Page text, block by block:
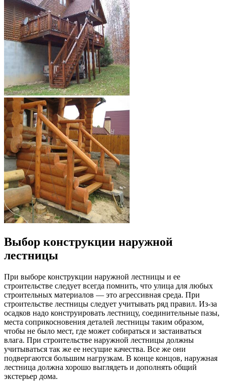
Выбор конструкции наружной
лестницы
При выборе конструкции наружной лестницы и ее
строительстве следует всегда помнить, что улица для любых
строительных материалов — это агрессивная среда. При
строительстве лестницы следует учитывать ряд правил. Из-за
осадков надо конструировать лестницу, соединительные пазы,
места соприкосновения деталей лестницы таким образом,
чтобы не было мест, где может собираться и застаиваться
влага. При строительстве наружной лестницы должны
учитываться так же ее несущие качества. Все же они
подвергаются большим нагрузкам. В конце концов, наружная
лестница должна хорошо выглядеть и дополнять общий
экстерьер дома.